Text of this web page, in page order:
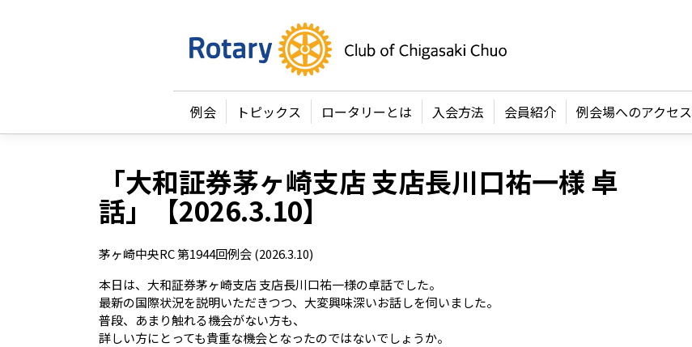
例会 トピックス ロータリーとは 入会方法 会員紹介 例会場へのアクセス
「大和証券茅ヶ崎支店 支店長川口祐一様 卓
話」【2026.3.10】
茅ヶ崎中央RC 第1944回例会 (2026.3.10)
本日は、大和証券茅ヶ崎支店 支店長川口祐一様の卓話でした。
最新の国際状況を説明いただきつつ、大変興味深いお話しを伺いました。
普段、あまり触れる機会がない方も、
詳しい方にとっても貴重な機会となったのではないでしょうか。